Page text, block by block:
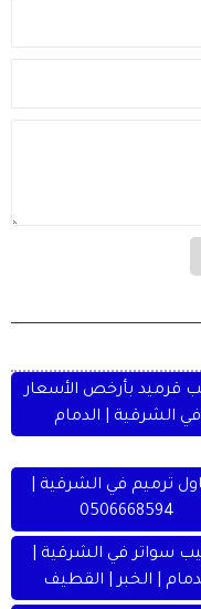
قرميد بأرخص الأسعار
في الشرقية | الدمام
ترميم في الشرقية |
0506668594
سواتر في الشرقية |
| الخبر | القطيف